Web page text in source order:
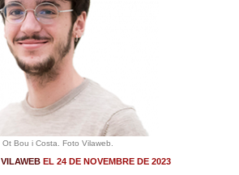
Ot Bou i Costa. Foto Vilaweb.
VILAWEB EL 24 DE NOVEMBRE DE 2023